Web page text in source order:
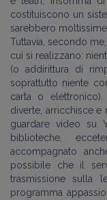
costituiscono un
sarebbero
Tuttavia, secondo
cui si realizzano:
(o addirittura di
soprattutto niente
carta o
diverte, arricchisce
guardare video su
biblioteche,
accompagnato
possibile che il
trasmissione sulla
programma